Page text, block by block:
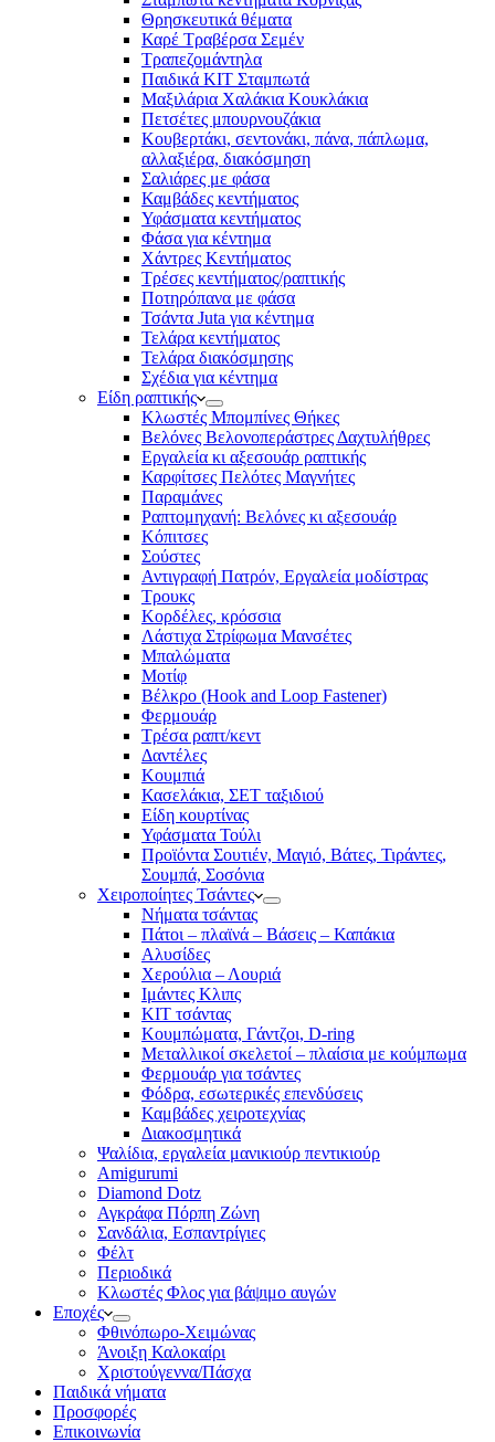
Θρησκευτικά θέματα
Καρέ Τραβέρσα Σεμέν
Τραπεζομάντηλα
Παιδικά KIT Σταμπωτά
Μαξιλάρια Χαλάκια Κουκλάκια
Πετσέτες μπουρνουζάκια
Κουβερτάκι, σεντονάκι, πάνα, πάπλωμα,
αλλαξιέρα, διακόσμηση
Σαλιάρες με φάσα
Καμβάδες κεντήματος
Υφάσματα κεντήματος
Φάσα για κέντημα
Χάντρες Κεντήματος
Τρέσες κεντήματος/ραπτικής
Ποτηρόπανα με φάσα
Τσάντα Juta για κέντημα
Τελάρα κεντήματος
Τελάρα διακόσμησης
Σχέδια για κέντημα
Είδη ραπτικής
Κλωστές Μπομπίνες Θήκες
Βελόνες Βελονοπεράστρες Δαχτυλήθρες
Εργαλεία κι αξεσουάρ ραπτικής
Καρφίτσες Πελότες Μαγνήτες
Παραμάνες
Ραπτομηχανή: Βελόνες κι αξεσουάρ
Κόπιτσες
Σούστες
Αντιγραφή Πατρόν, Εργαλεία μοδίστρας
Τρουκς
Κορδέλες, κρόσσια
Λάστιχα Στρίφωμα Μανσέτες
Μπαλώματα
Mοτίφ
Βέλκρο (Hook and Loop Fastener)
Φερμουάρ
Τρέσα ραπτ/κεντ
Δαντέλες
Κουμπιά
Κασελάκια, ΣΕΤ ταξιδιού
Είδη κουρτίνας
Υφάσματα Τούλι
Προϊόντα Σουτιέν, Μαγιό, Βάτες, Τιράντες,
Σουμπά, Σοσόνια
Χειροποίητες Τσάντες
Νήματα τσάντας
Πάτοι – πλαϊνά – Βάσεις – Καπάκια
Αλυσίδες
Χερούλια – Λουριά
Ιμάντες Κλιπς
ΚΙΤ τσάντας
Κουμπώματα, Γάντζοι, D-ring
Μεταλλικοί σκελετοί – πλαίσια με κούμπωμα
Φερμουάρ για τσάντες
Φόδρα, εσωτερικές επενδύσεις
Καμβάδες χειροτεχνίας
Διακοσμητικά
Ψαλίδια, εργαλεία μανικιούρ πεντικιούρ
Amigurumi
Diamond Dotz
Αγκράφα Πόρπη Ζώνη
Σανδάλια, Εσπαντρίγιες
Φέλτ
Περιοδικά
Κλωστές Φλος για βάψιμο αυγών
Εποχές
Φθινόπωρο-Χειμώνας
Άνοιξη Καλοκαίρι
Χριστούγεννα/Πάσχα
Παιδικά νήματα
Προσφορές
Επικοινωνία